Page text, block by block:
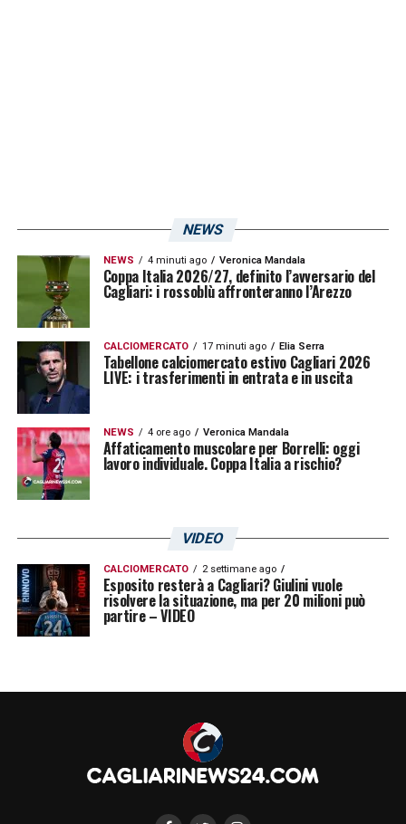
un clima molto acceso dal punto di vista
emotivo.
Nessuna sorpresa: l’Iran parte per i Mondiali (Instagram
Gianni Infantino) – Cagliarinews24.com
Ed è proprio questo che rende tutta la
vicenda molto delicata. Perché attorno
nazionale viene osservata e discussa ben
oltre il semplice aspetto sportivo.
NEWS
NEWS 4 minuti ago Veronica Mandala
Coppa Italia 2026/27, definito l’avversario del
Cagliari: i rossoblù affronteranno l’Arezzo
CALCIOMERCATO 17 minuti ago Elia Serra
Tabellone calciomercato estivo Cagliari 2026
LIVE: i trasferimenti in entrata e in uscita
NEWS 4 ore ago Veronica Mandala
Affaticamento muscolare per Borrelli: oggi
lavoro individuale. Coppa Italia a rischio?
VIDEO
CALCIOMERCATO 2 settimane ago
Esposito resterà a Cagliari? Giulini vuole
risolvere la situazione, ma per 20 milioni può
partire – VIDEO